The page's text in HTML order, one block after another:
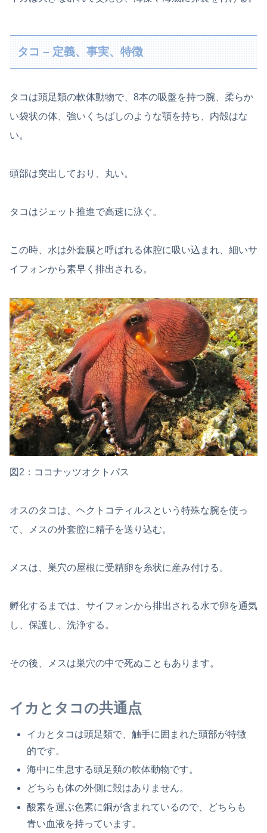
タコ – 定義、事実、特徴
タコは頭足類の軟体動物で、8本の吸盤を持つ腕、柔らか
い袋状の体、強いくちばしのような顎を持ち、内殻はな
い。
頭部は突出しており、丸い。
タコはジェット推進で高速に泳ぐ。
この時、水は外套膜と呼ばれる体腔に吸い込まれ、細いサ
イフォンから素早く排出される。
図2：ココナッツオクトパス
オスのタコは、ヘクトコティルスという特殊な腕を使っ
て、メスの外套腔に精子を送り込む。
メスは、巣穴の屋根に受精卵を糸状に産み付ける。
孵化するまでは、サイフォンから排出される水で卵を通気
し、保護し、洗浄する。
その後、メスは巣穴の中で死ぬこともあります。
イカとタコの共通点
イカとタコは頭足類で、触手に囲まれた頭部が特徴
的です。
海中に生息する頭足類の軟体動物です。
どちらも体の外側に殻はありません。
酸素を運ぶ色素に銅が含まれているので、どちらも
青い血液を持っています。